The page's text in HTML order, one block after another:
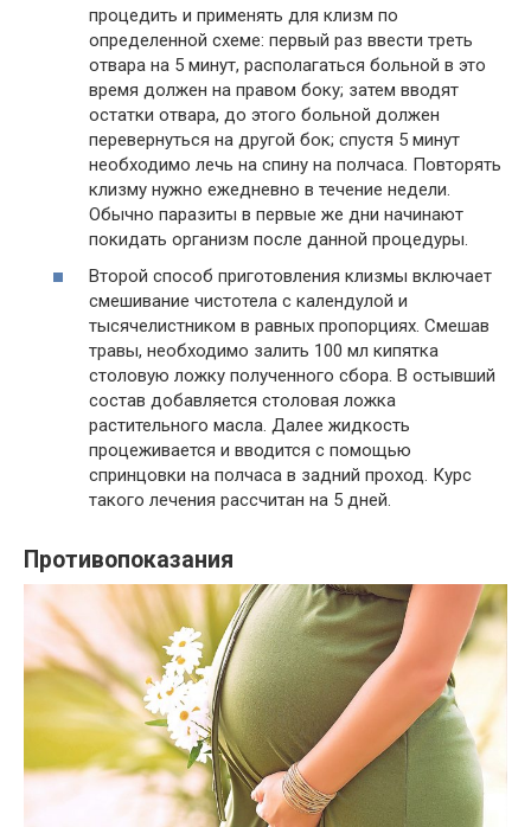
процедить и применять для клизм по
определенной схеме: первый раз ввести треть
отвара на 5 минут, располагаться больной в это
время должен на правом боку; затем вводят
остатки отвара, до этого больной должен
перевернуться на другой бок; спустя 5 минут
необходимо лечь на спину на полчаса. Повторять
клизму нужно ежедневно в течение недели.
Обычно паразиты в первые же дни начинают
покидать организм после данной процедуры.
Второй способ приготовления клизмы включает
смешивание чистотела с календулой и
тысячелистником в равных пропорциях. Смешав
травы, необходимо залить 100 мл кипятка
столовую ложку полученного сбора. В остывший
состав добавляется столовая ложка
растительного масла. Далее жидкость
процеживается и вводится с помощью
спринцовки на полчаса в задний проход. Курс
такого лечения рассчитан на 5 дней.
Противопоказания